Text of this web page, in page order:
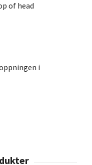
of head
i